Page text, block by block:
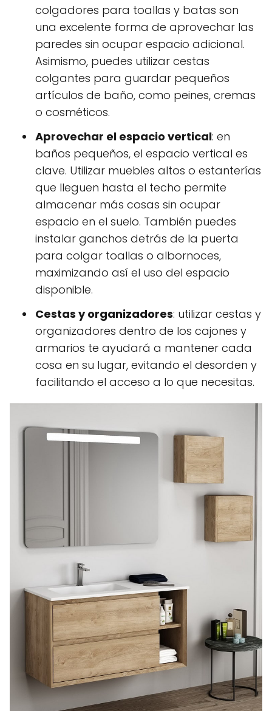
colgadores para toallas y batas son
una excelente forma de aprovechar las
paredes sin ocupar espacio adicional.
Asimismo, puedes utilizar cestas
colgantes para guardar pequeños
artículos de baño, como peines, cremas
o cosméticos.
Aprovechar el espacio vertical: en
baños pequeños, el espacio vertical es
clave. Utilizar muebles altos o estanterías
que lleguen hasta el techo permite
almacenar más cosas sin ocupar
espacio en el suelo. También puedes
instalar ganchos detrás de la puerta
para colgar toallas o albornoces,
maximizando así el uso del espacio
disponible.
Cestas y organizadores: utilizar cestas y
organizadores dentro de los cajones y
armarios te ayudará a mantener cada
cosa en su lugar, evitando el desorden y
facilitando el acceso a lo que necesitas.